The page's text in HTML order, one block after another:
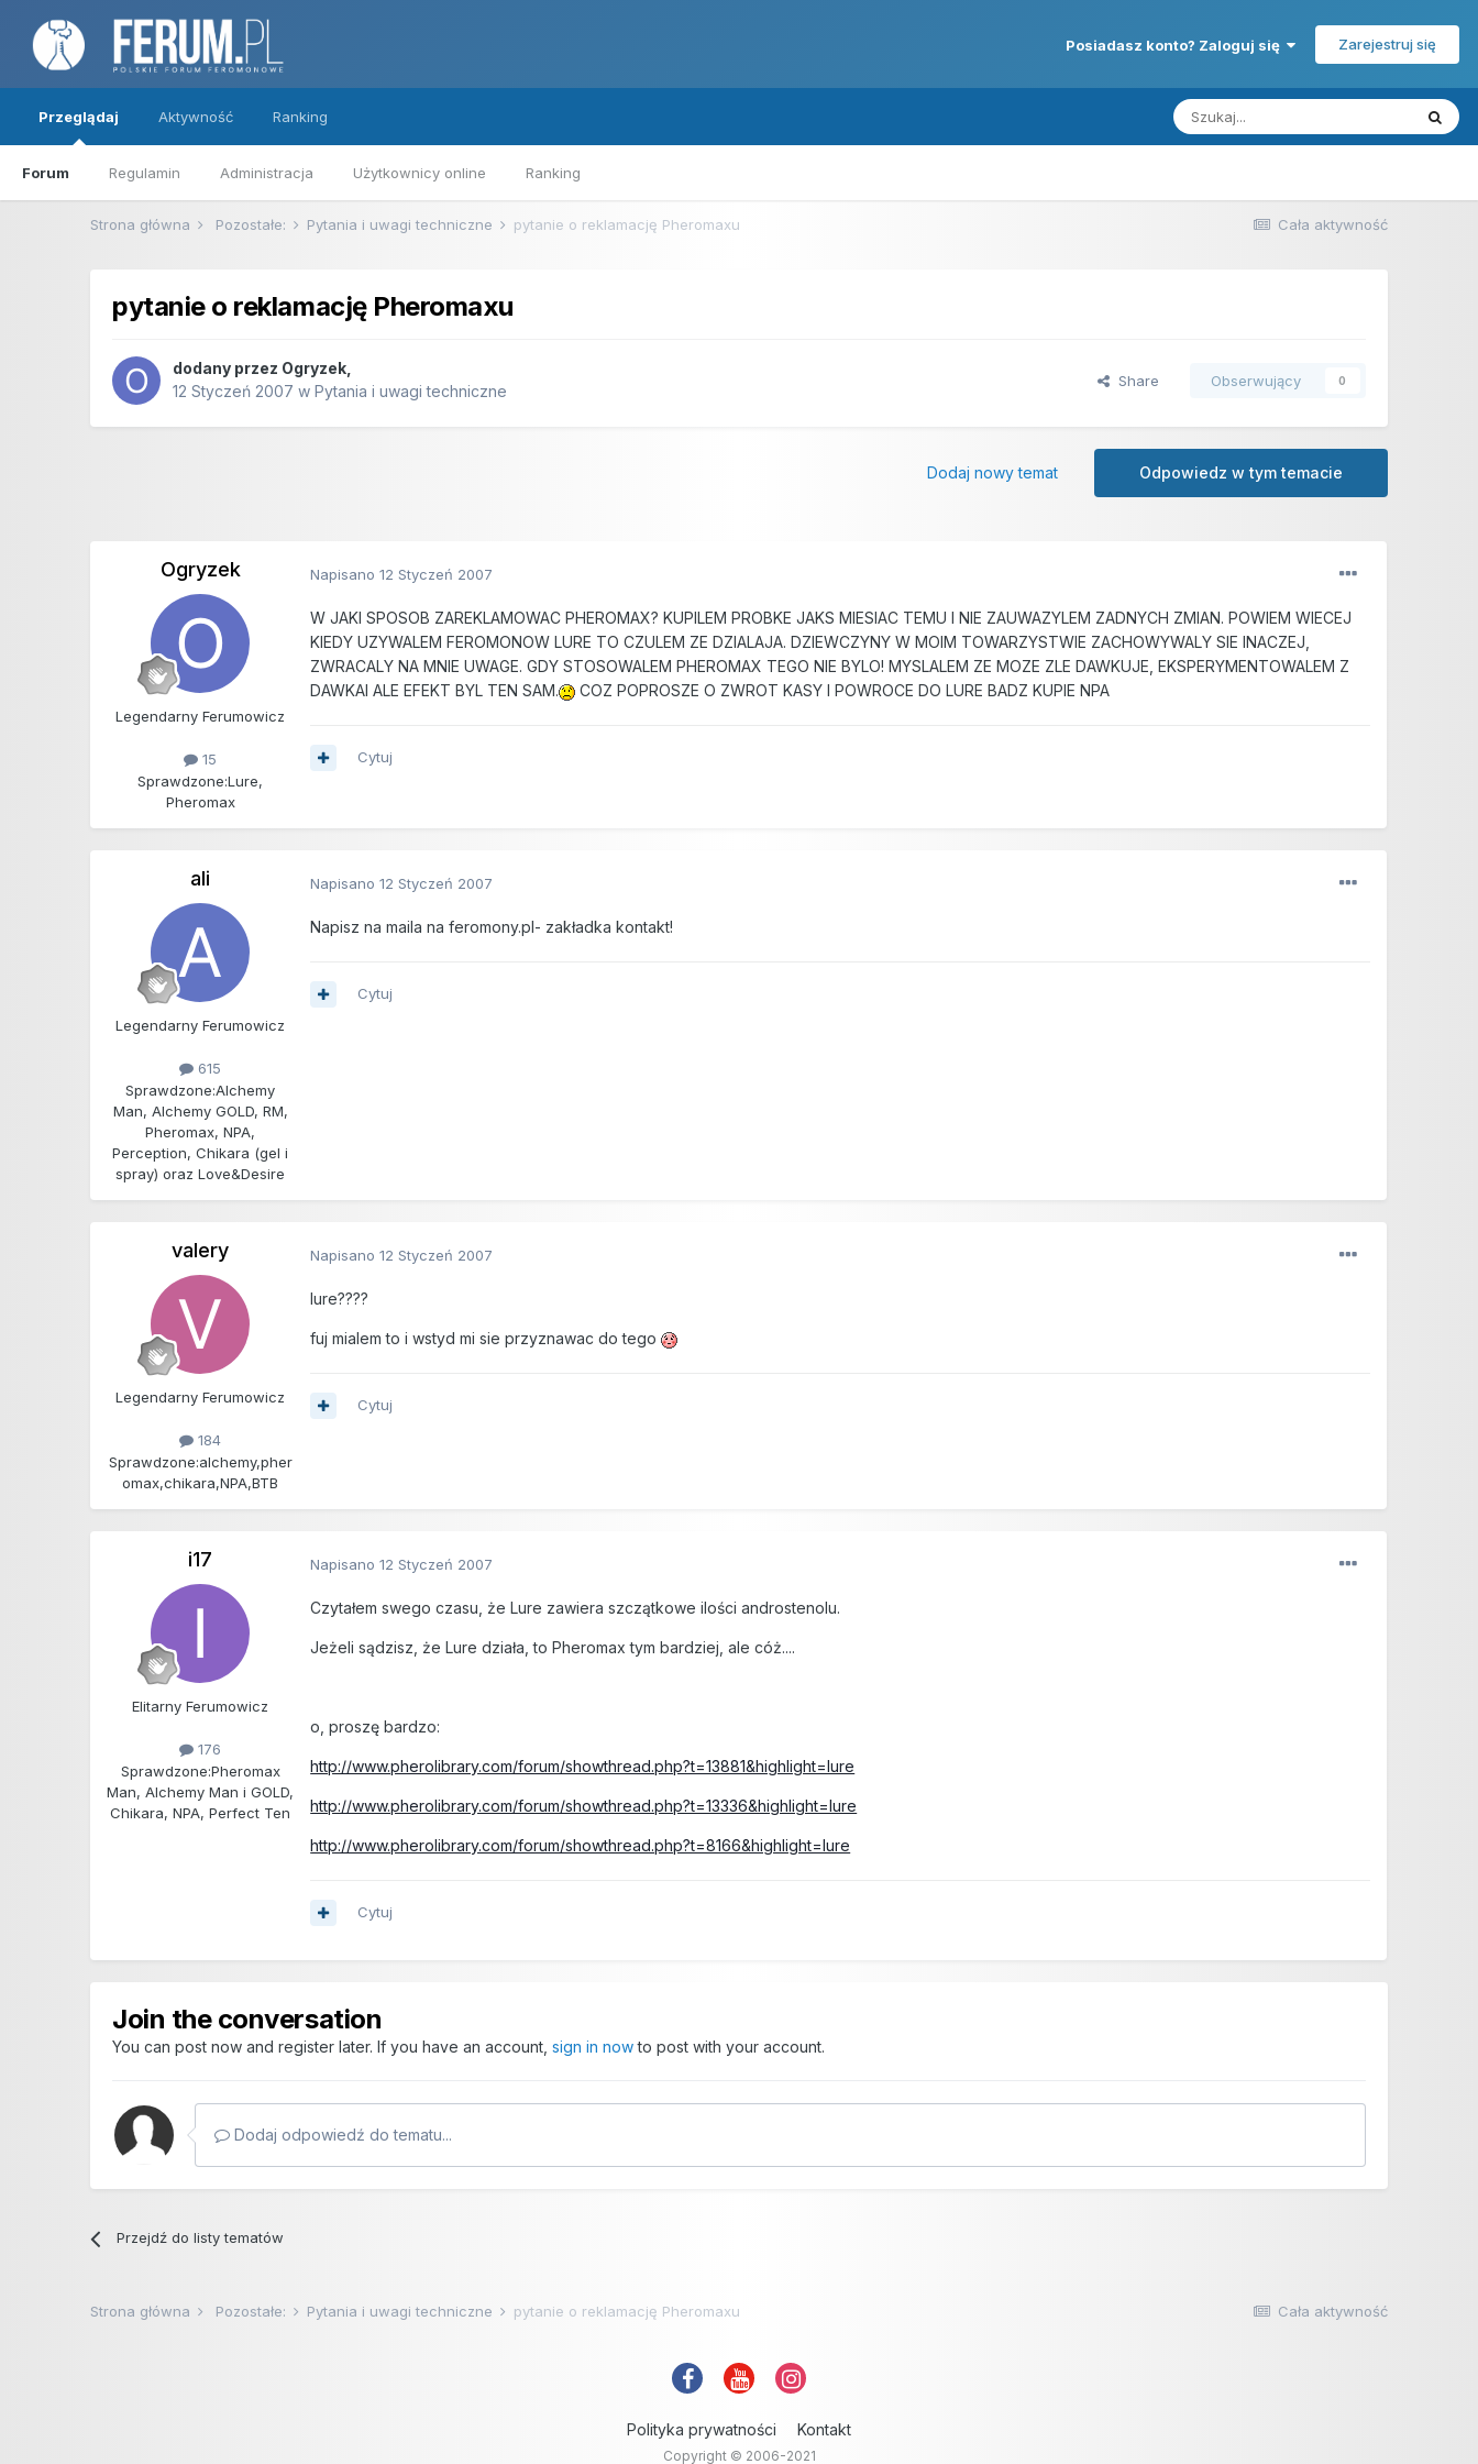
Posiadasz konto? Zaloguj się Zarejestruj się
Przeglądaj
Forum Regulamin Administracja Użytkownicy online Ranking
Aktywność Ranking
Cała aktywność
Strona główna Pozostałe: Pytania i uwagi techniczne pytanie o reklamację Pheromaxu
pytanie o reklamację Pheromaxu
dodany przez Ogryzek
12 Styczeń 2007 wPytania i uwagi techniczne
Share Obserwujący 0
Odpowiedz w tym temacie
Dodaj nowy temat
Ogryzek
Legendarny Ferumowicz
15
Sprawdzone:Lure,
Pheromax
Napisano12 Styczeń 2007
W JAKI SPOSOB ZAREKLAMOWAC PHEROMAX? KUPILEM PROBKE JAKS MIESIAC TEMU I NIE ZAUWAZYLEM ZADNYCH ZMIAN. POWIEM WIECEJ
KIEDY UZYWALEM FEROMONOW LURE TO CZULEM ZE DZIALAJA. DZIEWCZYNY W MOIM TOWARZYSTWIE ZACHOWYWALY SIE INACZEJ,
ZWRACALY NA MNIE UWAGE. GDY STOSOWALEM PHEROMAX TEGO NIE BYLO! MYSLALEM ZE MOZE ZLE DAWKUJE, EKSPERYMENTOWALEM Z
DAWKAI ALE EFEKT BYL TEN SAM.
COZ POPROSZE O ZWROT KASY I POWROCE DO LURE BADZ KUPIE NPA
Cytuj
ali
Legendarny Ferumowicz
615
Sprawdzone:Alchemy
Man, Alchemy GOLD, RM,
Pheromax, NPA,
Perception, Chikara (gel i
spray) oraz Love&Desire
Napisano12 Styczeń 2007
Napisz na maila na feromony.pl- zakładka kontakt!
Cytuj
valery
Legendarny Ferumowicz
184
Sprawdzone:alchemy,pher
omax,chikara,NPA,BTB
Napisano12 Styczeń 2007
lure????
fuj mialem to i wstyd mi sie przyznawac do tego
Cytuj
i17
Elitarny Ferumowicz
176
Sprawdzone:Pheromax
Man, Alchemy Man i GOLD,
Chikara, NPA, Perfect Ten
Napisano12 Styczeń 2007
Czytałem swego czasu, że Lure zawiera szczątkowe ilości androstenolu.
Jeżeli sądzisz, że Lure działa, to Pheromax tym bardziej, ale cóż....
o, proszę bardzo:
http://www.pherolibrary.com/forum/showthread.php?t=13881&highlight=lure
http://www.pherolibrary.com/forum/showthread.php?t=13336&highlight=lure
http://www.pherolibrary.com/forum/showthread.php?t=8166&highlight=lure
Cytuj
Join the conversation
You can post now and register later. If you have an account,sign in nowto post with your account.
Dodaj odpowiedź do tematu...
Przejdź do listy tematów
Cała aktywność
Strona główna Pozostałe: Pytania i uwagi techniczne pytanie o reklamację Pheromaxu
Polityka prywatności Kontakt
Copyright © 2006-2021